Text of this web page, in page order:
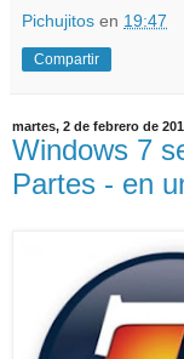
Pichujitos en 19:47
Compartir
martes, 2 de febrero de
Windows 7
Partes - en